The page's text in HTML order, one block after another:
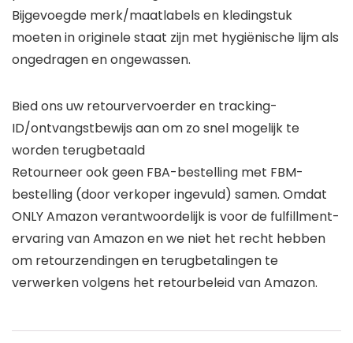
Bijgevoegde merk/maatlabels en kledingstuk
moeten in originele staat zijn met hygiënische lijm als
ongedragen en ongewassen.
Bied ons uw retourvervoerder en tracking-
ID/ontvangstbewijs aan om zo snel mogelijk te
worden terugbetaald
Retourneer ook geen FBA-bestelling met FBM-
bestelling (door verkoper ingevuld) samen. Omdat
ONLY Amazon verantwoordelijk is voor de fulfillment-
ervaring van Amazon en we niet het recht hebben
om retourzendingen en terugbetalingen te
verwerken volgens het retourbeleid van Amazon.